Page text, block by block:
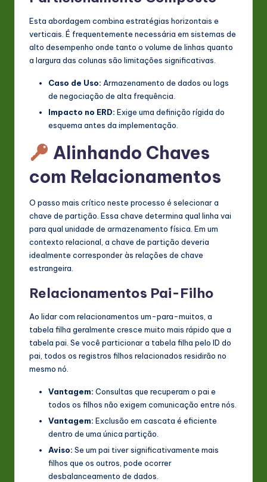
Esta abordagem combina estratégias horizontais e
verticais. É frequentemente necessária em sistemas de
alto desempenho onde tanto o volume de linhas quanto
a largura das colunas são limitações significativas.
Caso de Uso: Armazenamento de dados ou logs
de negociação de alta frequência.
Impacto no ERD: Exige uma definição rígida do
esquema antes da implementação.
Alinhando Chaves
com Relacionamentos
O passo mais crítico neste processo é selecionar a
chave de partição. Essa chave determina qual linha vai
para qual unidade de armazenamento física. Em um
contexto relacional, a chave de partição deveria
idealmente corresponder às relações de chave
estrangeira.
Relacionamentos Pai-Filho
Ao lidar com relacionamentos um-para-muitos, a
tabela filha geralmente cresce muito mais rápido que a
tabela pai. Se você particionar a tabela filha pelo ID do
pai, todos os registros filhos relacionados residirão no
mesmo nó.
Vantagem: Consultas que recuperam o pai e
todos os filhos não exigem comunicação entre nós.
Vantagem: Exclusão em cascata é eficiente
dentro de uma única partição.
Aviso: Se um pai tiver significativamente mais
filhos que os outros, pode ocorrer
desbalanceamento de dados.